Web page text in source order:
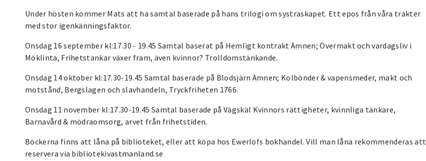
Under hösten kommer Mats att ha samtal baserade på hans trilogi om systraskapet. Ett epos från våra trakter
med stor igenkänningsfaktor.
Onsdag 16 september kl:17.30 - 19.45 Samtal baserat på Hemligt kontrakt Ämnen; Övermakt och vardagsliv i
Möklinta, Frihetstankar växer fram, även kvinnor? Trolldomstänkande.
Onsdag 14 oktober kl:17.30-19.45 Samtal baserade på Blodsjärn Ämnen; Kolbönder & vapensmeder, makt och
motstånd, Bergslagen och slavhandeln, Tryckfriheten 1766.
Onsdag 11 november kl:17.30-19.45 Samtal baserade på Vägskäl Kvinnors rättigheter, kvinnliga tänkare,
Barnavård & mödraomsorg, arvet från frihetstiden.
Böckerna finns att låna på biblioteket, eller att köpa hos Ewerlöfs bokhandel. Vill man låna rekommenderas att
reservera via bibliotekivastmanland.se